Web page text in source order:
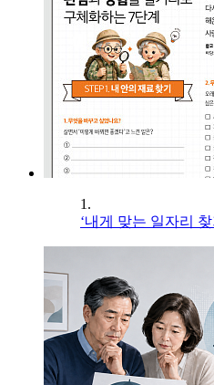
1.
‘내게 맞는 일자리